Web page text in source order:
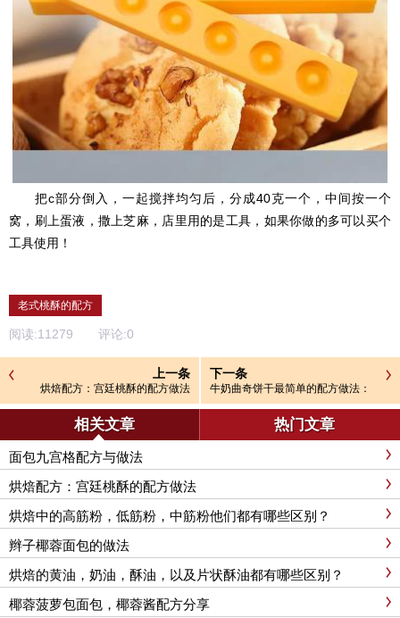
把c部分倒入，一起搅拌均匀后，分成40克一个，中间按一个
窝，刷上蛋液，撒上芝麻，店里用的是工具，如果你做的多可以买个
工具使用！
老式桃酥的配方
阅读:11279 评论:0
上一条
烘焙配方：宫廷桃酥的配方做法
下一条
牛奶曲奇饼干最简单的配方做法：
相关文章 热门文章
面包九宫格配方与做法
烘焙配方：宫廷桃酥的配方做法
烘焙中的高筋粉，低筋粉，中筋粉他们都有哪些区别？
辫子椰蓉面包的做法
烘焙的黄油，奶油，酥油，以及片状酥油都有哪些区别？
椰蓉菠萝包面包，椰蓉酱配方分享